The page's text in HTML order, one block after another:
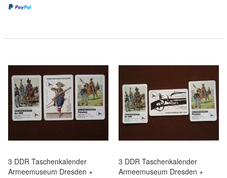
3 DDR Taschenkalender
Armeemuseum Dresden +
3 DDR Taschenkalender
Armeemuseum Dresden +